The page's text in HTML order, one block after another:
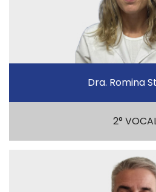
Dra. Romina
2°